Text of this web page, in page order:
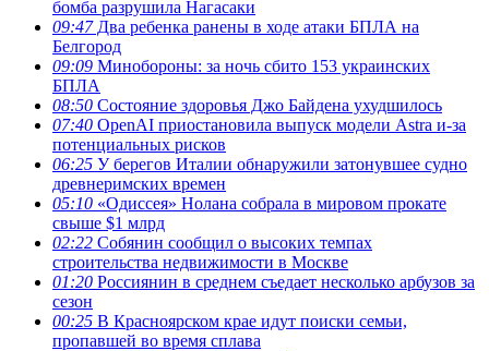
бомба разрушила Нагасаки
09:47Два ребенка ранены в ходе атаки БПЛА на
Белгород
09:09 Минобороны: за ночь сбито 153 украинских
БПЛА
08:50 Состояние здоровья Джо Байдена ухудшилось
07:40 OpenAI приостановила выпуск модели Astra и-за
потенциальных рисков
06:25 У берегов Италии обнаружили затонувшее судно
древнеримских времен
05:10 «Одиссея» Нолана собрала в мировом прокате
свыше $1 млрд
02:22 Собянин сообщил о высоких темпах
строительства недвижимости в Москве
01:20 Россиянин в среднем съедает несколько арбузов за
сезон
00:25 В Красноярском крае идут поиски семьи,
пропавшей во время сплава